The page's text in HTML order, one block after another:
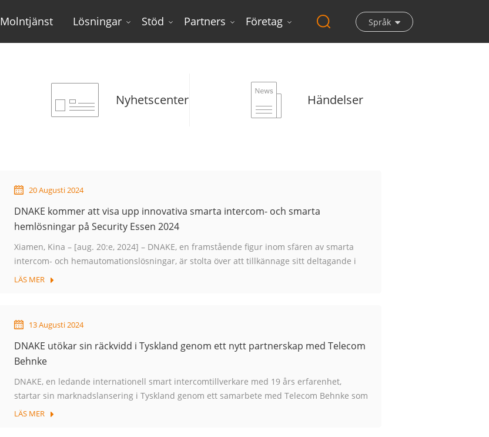
Molntjänst Lösningar Stöd Partners Företag Språk
Nyhetsbrev
Nyhetscenter Händelser
20 Augusti 2024
DNAKE kommer att visa upp innovativa smarta intercom- och smarta
hemlösningar på Security Essen 2024
Xiamen, Kina – [aug. 20:e, 2024] – DNAKE, en framstående figur inom sfären av smarta
intercom- och hemautomationslösningar, är stolta över att tillkännage sitt deltagande i
Security Essen 2024. Den främsta säkerhetsmässan kommer att äga rum från S...
LÄS MER
13 Augusti 2024
DNAKE utökar sin räckvidd i Tyskland genom ett nytt partnerskap med Telecom
Behnke
DNAKE, en ledande internationell smart intercomtillverkare med 19 års erfarenhet,
startar sin marknadslansering i Tyskland genom ett samarbete med Telecom Behnke som
ny distributionspartner. Telecom Behnke har etablerat...
LÄS MER